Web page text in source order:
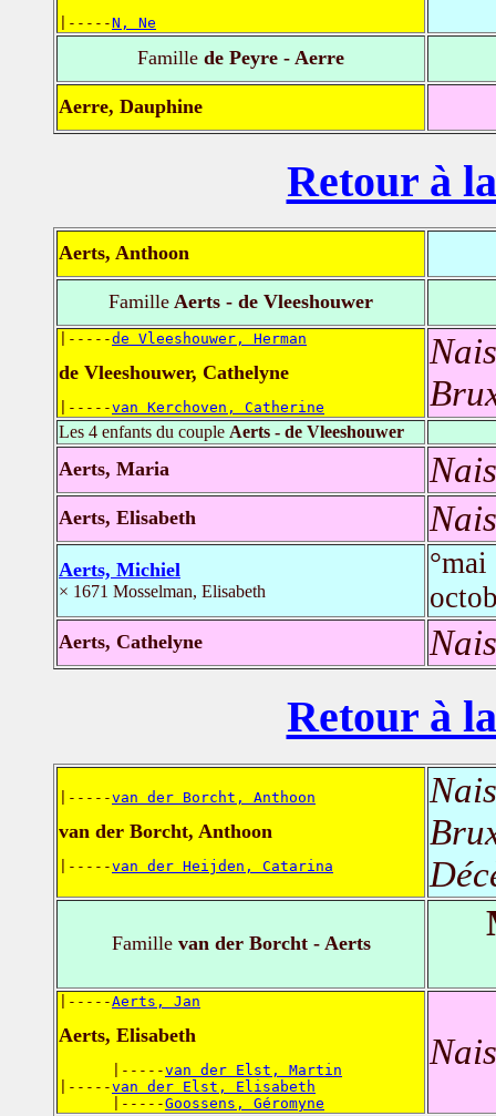
|-----N, Ne
Famille de Peyre - Aerre
Aerre, Dauphine
Retour à
Aerts, Anthoon
Famille Aerts - de Vleeshouwer
|-----de Vleeshouwer, Herman
de Vleeshouwer, Cathelyne
|-----van Kerchoven, Catherine
Les 4 enfants du couple Aerts - de Vleeshouwer
Aerts, Maria
Aerts, Elisabeth
Aerts, Michiel
× 1671 Mosselman, Elisabeth
Aerts, Cathelyne
Retour à
|-----van der Borcht, Anthoon
van der Borcht, Anthoon
|-----van der Heijden, Catarina
Famillevan der Borcht - Aerts
|-----Aerts, Jan
Aerts, Elisabeth
      |-----
van der Elst, Martin
|-----van der Elst, Elisabeth
      |-----
Goossens, Géromyne